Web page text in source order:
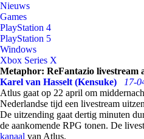
Nieuws
Games
PlayStation 4
PlayStation 5
Windows
Xbox Series X
Metaphor: ReFantazio livestream
Karel van Hasselt (Kensuke)
17-
Atlus gaat op 22 april om
Nederlandse tijd een livestream
De uitzending gaat dertig minuten
de aankomende RPG tonen. De
kanaal van Atlus.